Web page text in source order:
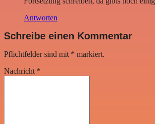
Antworten
Schreibe einen Kommentar
Pflichtfelder sind mit * markiert.
Nachricht *